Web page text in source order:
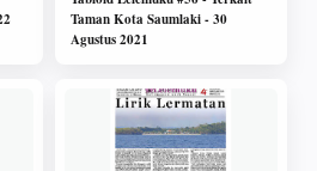
Taman Kota Saumlaki - 30
Agustus 2021